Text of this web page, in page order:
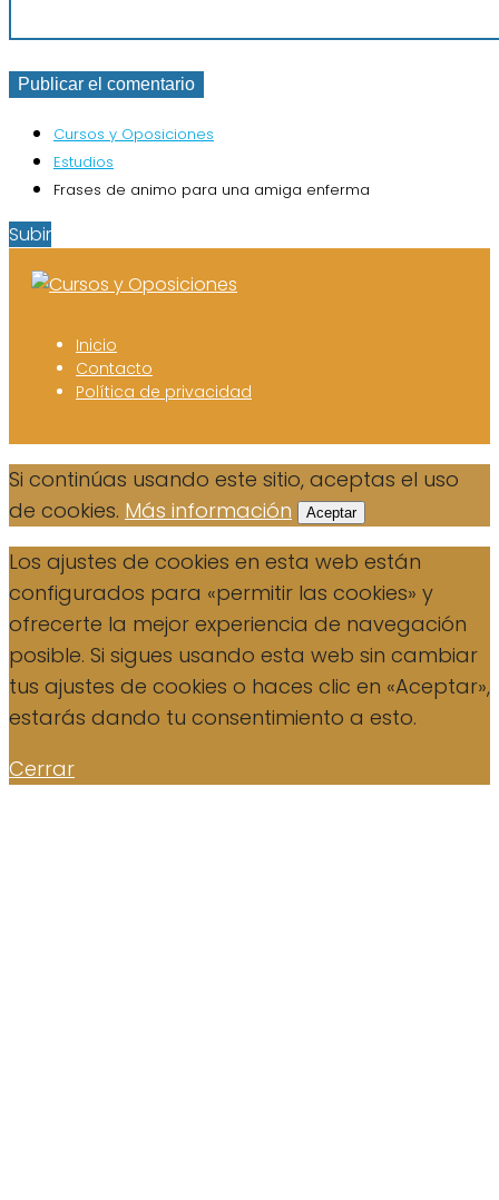
Cursos y Oposiciones
Estudios
Frases de animo para una amiga enferma
Subir
Inicio
Contacto
Política de privacidad
Si continúas usando este sitio, aceptas el uso
de cookies. Más información Aceptar
Los ajustes de cookies en esta web están
configurados para «permitir las cookies» y
ofrecerte la mejor experiencia de navegación
posible. Si sigues usando esta web sin cambiar
tus ajustes de cookies o haces clic en «Aceptar»,
estarás dando tu consentimiento a esto.
Cerrar